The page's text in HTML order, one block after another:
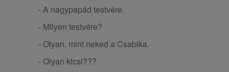
- A nagypapád testvére.
- Milyen testvére?
- Olyan, mint neked a Csabika.
- Olyan kicsi???